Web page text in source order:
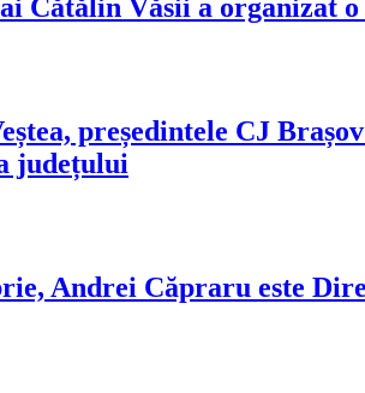
Cătălin Văsii a organizat
președintele CJ
județului
Andrei Căpraru este